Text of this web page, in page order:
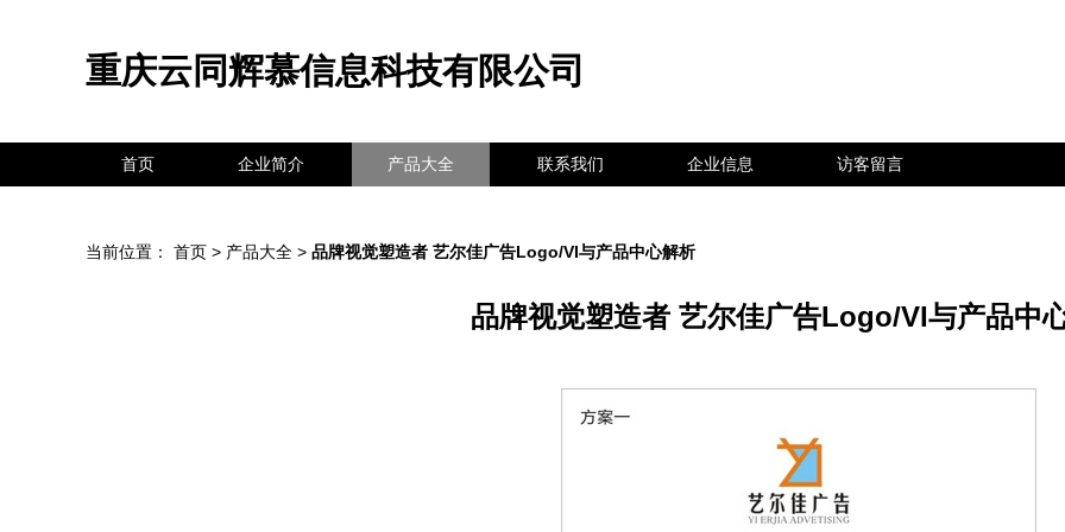
重庆云同辉慕信息科技有限公司
首页 企业简介 产品大全 联系我们 企业信息 访客留言
当前位置： 首页 > 产品大全 > 品牌视觉塑造者 艺尔佳广告Logo/VI与产品中心解析
品牌视觉塑造者 艺尔佳广告Logo/VI与产品中